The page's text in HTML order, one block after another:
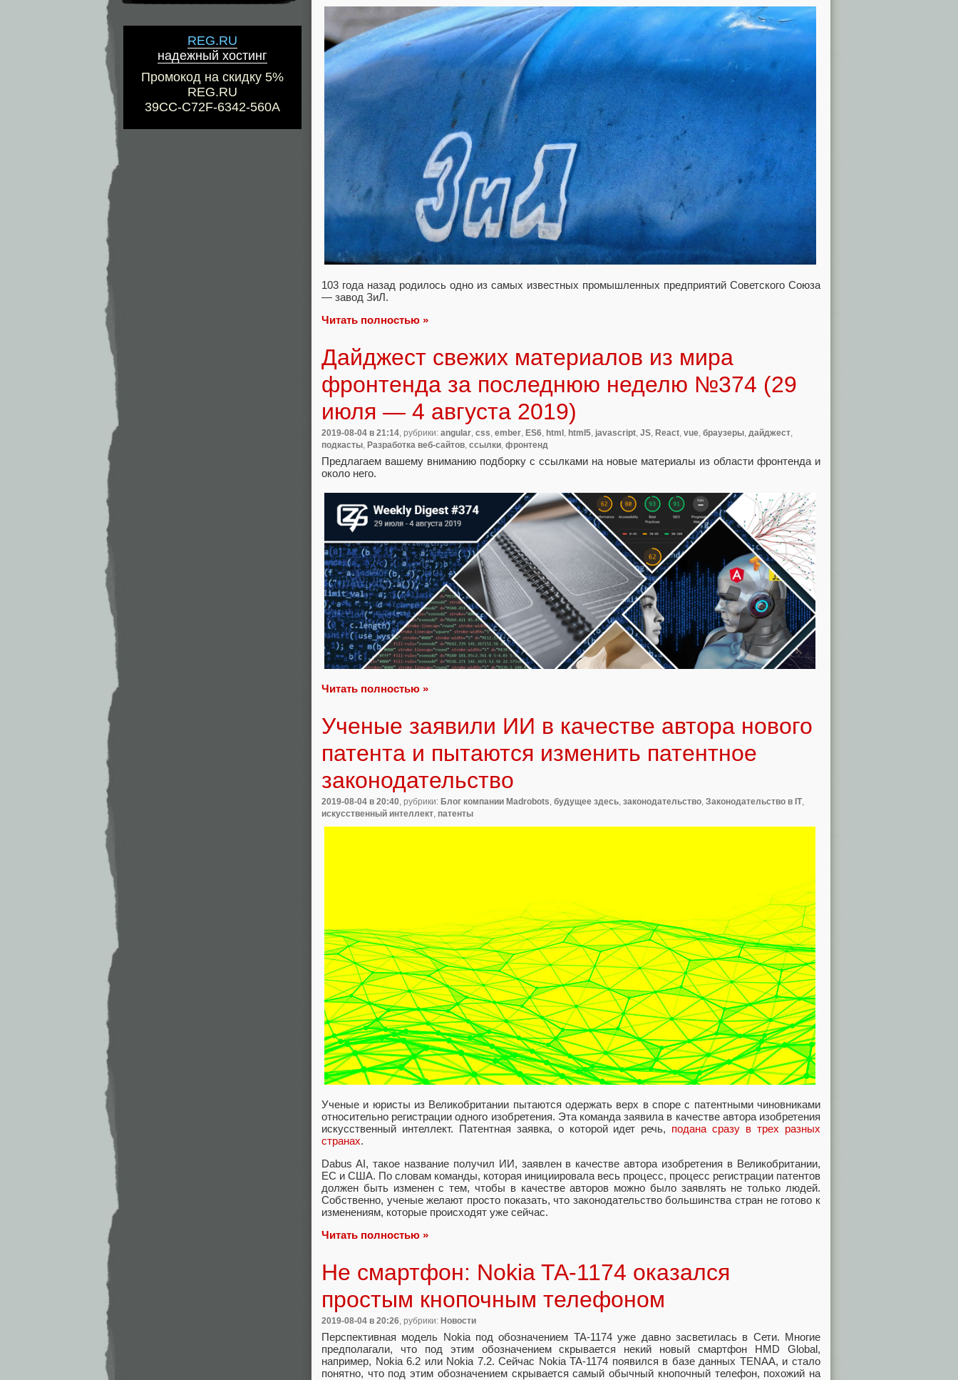
REG.RU
надежный хостинг
Промокод на скидку 5%
REG.RU
39CC-C72F-6342-560A
103 года назад родилось одно из самых известных промышленных предприятий Советского Союза
— завод ЗиЛ.
Читать полностью »
Дайджест свежих материалов из мира
фронтенда за последнюю неделю №374 (29
июля — 4 августа 2019)
2019-08-04 в 21:14, рубрики: angular, css, ember, ES6, html , html5, javascript, JS, React, vue, браузеры, дайджест,
подкасты, Разработка веб-сайтов, ссылки, фронтенд
Предлагаем вашему вниманию подборку с ссылками на новые материалы из области фронтенда и
около него.
Читать полностью »
Ученые заявили ИИ в качестве автора нового
патента и пытаются изменить патентное
законодательство
2019-08-04 в 20:40, рубрики: Блог компании Madrobots, будущее здесь, законодательство, Законодательство в IT,
искусственный интеллект, патенты
Ученые и юристы из Великобритании пытаются одержать верх в споре с патентными чиновниками
относительно регистрации одного изобретения. Эта команда заявила в качестве автора изобретения
искусственный интеллект. Патентная заявка, о которой идет речь, подана сразу в трех разных
странах.
Dabus AI, такое название получил ИИ, заявлен в качестве автора изобретения в Великобритании,
ЕС и США. По словам команды, которая инициировала весь процесс, процесс регистрации патентов
должен быть изменен с тем, чтобы в качестве авторов можно было заявлять не только людей.
Собственно, ученые желают просто показать, что законодательство большинства стран не готово к
изменениям, которые происходят уже сейчас.
Читать полностью »
Не смартфон: Nokia TA-1174 оказался
простым кнопочным телефоном
2019-08-04 в 20:26, рубрики: Новости
Перспективная модель Nokia под обозначением TA-1174 уже давно засветилась в Сети. Многие
предполагали, что под этим обозначением скрывается некий новый смартфон HMD Global,
например, Nokia 6.2 или Nokia 7.2. Сейчас Nokia TA-1174 появился в базе данных TENAA, и стало
понятно, что под этим обозначением скрывается самый обычный кнопочный телефон, похожий на